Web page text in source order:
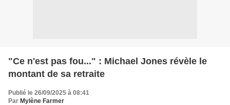
"Ce n'est pas fou..." : Michael Jones révèle le
montant de sa retraite
Publié le 26/09/2025 à 08:41
Par Mylène Farmer